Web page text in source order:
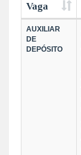
Vaga
AUXILIAR
DE
DEPÓSITO